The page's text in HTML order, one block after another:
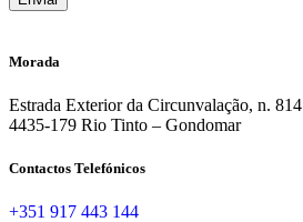
Morada
Estrada Exterior da Circunvalação, n. 814
4435-179 Rio Tinto – Gondomar
Contactos Telefónicos
+351 917 443 144